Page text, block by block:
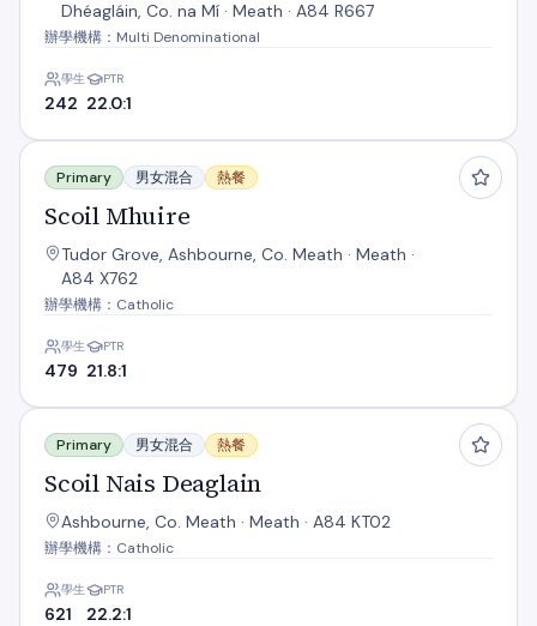
Dhéagláin, Co. na Mí · Meath · A84 R667
辦學機構：Multi Denominational
學生
242
PTR
22.0:1
Scoil Mhuire
Primary 男女混合 熱餐
Scoil Mhuire
Tudor Grove, Ashbourne, Co. Meath · Meath ·
A84 X762
辦學機構：Catholic
學生
479
PTR
21.8:1
Scoil Nais Deaglain
Primary 男女混合 熱餐
Scoil Nais Deaglain
Ashbourne, Co. Meath · Meath · A84 KT02
辦學機構：Catholic
學生
621
PTR
22.2:1